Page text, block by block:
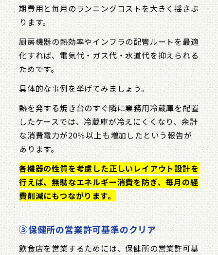
期費用と毎月のランニングコストを大きく揺さぶ
ります。
厨房機器の熱効率やインフラの配管ルートを最適
化すれば、電気代・ガス代・水道代を抑えられる
ためです。
具体的な事例を挙げてみましょう。
熱を発する焼き台のすぐ隣に業務用冷蔵庫を配置
したケースでは、冷蔵庫が冷えにくくなり、余計
な消費電力が20％以上も増加したという報告が
あります。
各機器の性質を考慮した正しいレイアウト設計を
行えば、無駄なエネルギー消費を防ぎ、毎月の経
費削減にもつながります。
③保健所の営業許可基準のクリア
飲食店を営業するためには、保健所の営業許可基